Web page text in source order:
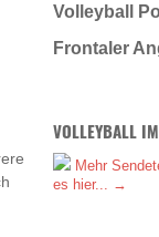
Volleyball
Frontaler
VOLLEYBALL
Mehr
es hier... →